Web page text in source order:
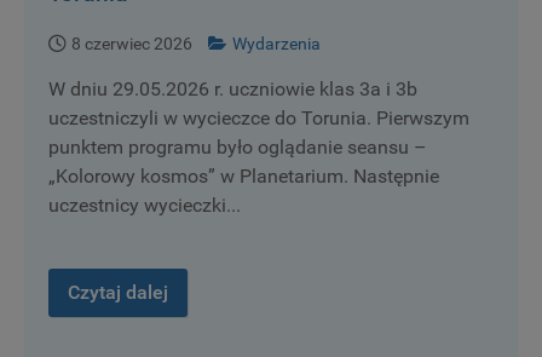
8 czerwiec 2026 Wydarzenia
W dniu 29.05.2026 r. uczniowie klas 3a i 3b
uczestniczyli w wycieczce do Torunia. Pierwszym
punktem programu było oglądanie seansu –
„Kolorowy kosmos” w Planetarium. Następnie
uczestnicy wycieczki...
Czytaj dalej